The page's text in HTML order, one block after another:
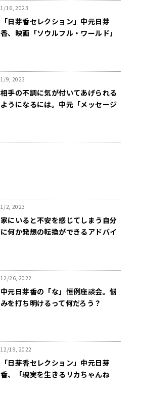
1/16, 2023
「日芽香セレクション」中元日芽
香、映画「ソウルフル・ワールド」
1/9, 2023
相手の不調に気が付いてあげられる
ようになるには。中元「メッセージ
1/2, 2023
家にいると不安を感じてしまう自分
に何か発想の転換ができるアドバイ
12/26, 2022
中元日芽香の「な」恒例座談会。悩
みを打ち明けるって何だろう？
12/19, 2022
「日芽香セレクション」中元日芽
香、「現実を生きるリカちゃんね